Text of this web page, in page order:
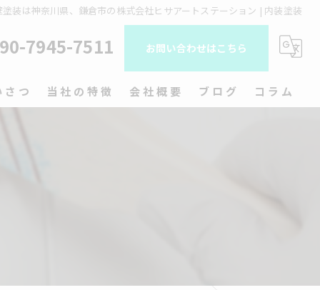
塗装は神奈川県、鎌倉市の株式会社ヒサアートステーション | 内装塗装
7945-7511 お問い合わせはこちら
つ 当社の特徴 会社概要 ブログ コラム